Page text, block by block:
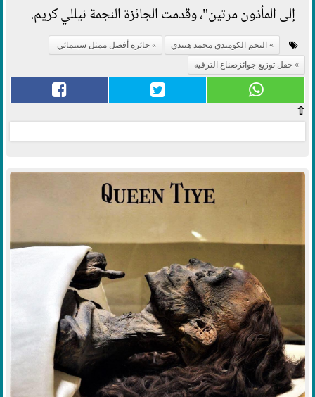
إلى المأذون مرتين"، وقدمت الجائزة النجمة نيللي كريم.
النجم الكوميدي محمد هنيدي
جائزة أفضل ممثل سينمائي
حفل توزيع جوائزصناع الترفيه
⇧